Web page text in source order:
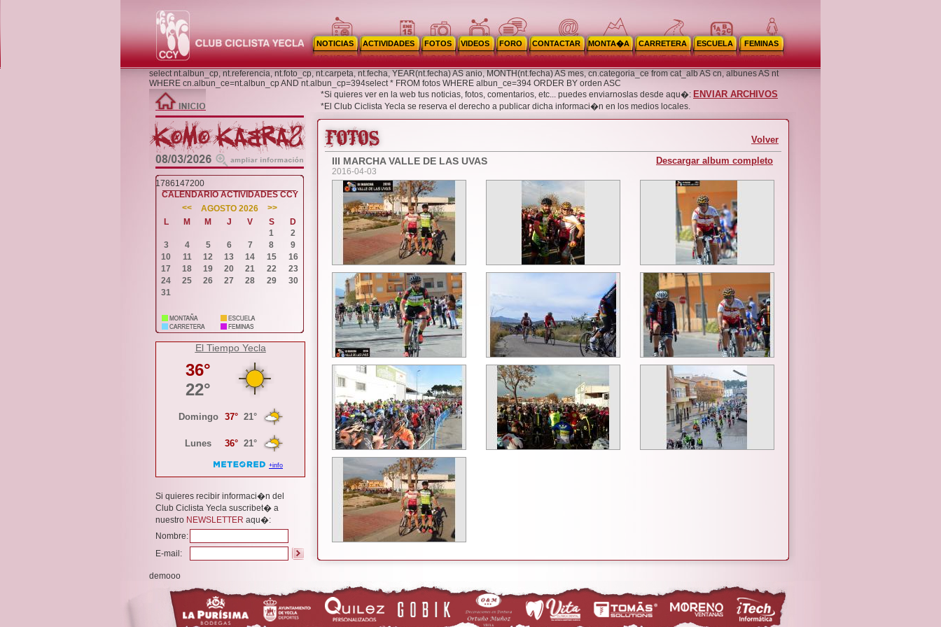
NOTICIAS ACTIVIDADES FOTOS VIDEOS FORO CONTACTAR MONTA�A CARRETERA ESCUELA FEMINAS
select nt.albun_cp, nt.referencia, nt.foto_cp, nt.carpeta, nt.fecha, YEAR(nt.fecha) AS anio, MONTH(nt.fecha) AS mes, cn.categoria_ce from cat_alb AS cn, albunes AS nt
WHERE cn.albun_ce=nt.albun_cp AND nt.albun_cp=394select * FROM fotos WHERE albun_ce=394 ORDER BY orden ASC
*Si quieres ver en la web tus noticias, fotos, comentarios, etc... puedes enviarnoslas desde aqu�: ENVIAR ARCHIVOS
*El Club Ciclista Yecla se reserva el derecho a publicar dicha informaci�n en los medios locales.
1786147200
CALENDARIO ACTIVIDADES CCY
<<
AGOSTO 2026
>>
L
M M J V S
D
1
2
3
4 5 6 7 8
9
10
11 12 13 14 15
16
17
18 19 20 21 22
23
24
25 26 27 28 29
30
31
El Tiempo Yecla
Si quieres recibir informaci�n del
Club Ciclista Yecla suscribet� a
nuestro NEWSLETTER aqu�:
Nombre:
E-mail:
demooo
Volver
III MARCHA VALLE DE LAS UVAS Descargar album completo
2016-04-03